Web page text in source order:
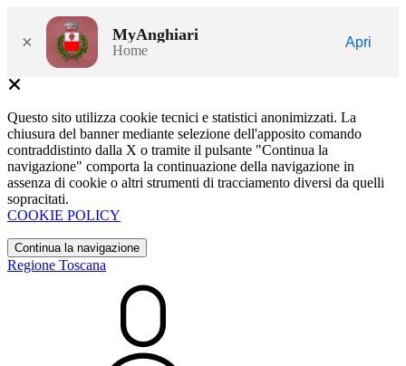
× MyAnghiari
Home
Apri
Questo sito utilizza cookie tecnici e statistici anonimizzati. La
chiusura del banner mediante selezione dell'apposito comando
contraddistinto dalla X o tramite il pulsante "Continua la
navigazione" comporta la continuazione della navigazione in
assenza di cookie o altri strumenti di tracciamento diversi da quelli
sopracitati.
COOKIE POLICY
Continua la navigazione
Regione Toscana